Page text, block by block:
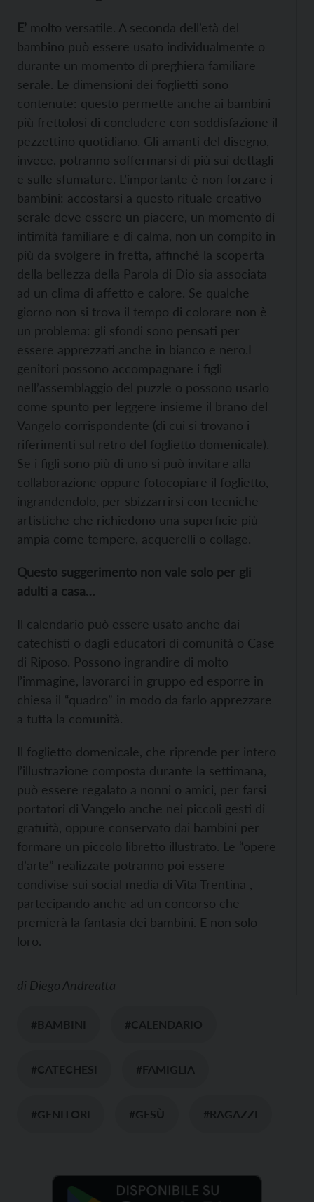
E’ molto versatile. A seconda dell’età del
bambino può essere usato individualmente o
durante un momento di preghiera familiare
serale. Le dimensioni dei foglietti sono
contenute: questo permette anche ai bambini
più frettolosi di concludere con soddisfazione il
pezzettino quotidiano. Gli amanti del disegno,
invece, potranno soffermarsi di più sui dettagli
e sulle sfumature. L’importante è non forzare i
bambini: accostarsi a questo rituale creativo
serale deve essere un piacere, un momento di
intimità familiare e di calma, non un compito in
più da svolgere in fretta, affinché la scoperta
della bellezza della Parola di Dio sia associata
ad un clima di affetto e calore. Se qualche
giorno non si trova il tempo di colorare non è
un problema: gli sfondi sono pensati per
essere apprezzati anche in bianco e nero.I
genitori possono accompagnare i figli
nell’assemblaggio del puzzle o possono usarlo
come spunto per leggere insieme il brano del
Vangelo corrispondente (di cui si trovano i
riferimenti sul retro del foglietto domenicale).
Se i figli sono più di uno si può invitare alla
collaborazione oppure fotocopiare il foglietto,
ingrandendolo, per sbizzarrirsi con tecniche
artistiche che richiedono una superficie più
ampia come tempere, acquerelli o collage.
Questo suggerimento non vale solo per gli
adulti a casa…
Il calendario può essere usato anche dai
catechisti o dagli educatori di comunità o Case
di Riposo. Possono ingrandire di molto
l’immagine, lavorarci in gruppo ed esporre in
chiesa il “quadro” in modo da farlo apprezzare
a tutta la comunità.
Il foglietto domenicale, che riprende per intero
l’illustrazione composta durante la settimana,
può essere regalato a nonni o amici, per farsi
portatori di Vangelo anche nei piccoli gesti di
gratuità, oppure conservato dai bambini per
formare un piccolo libretto illustrato. Le “opere
d’arte” realizzate potranno poi essere
condivise sui social media di Vita Trentina ,
partecipando anche ad un concorso che
premierà la fantasia dei bambini. E non solo
loro.
di Diego Andreatta
#BAMBINI #CALENDARIO
#CATECHESI #FAMIGLIA
#GENITORI #GESÙ #RAGAZZI